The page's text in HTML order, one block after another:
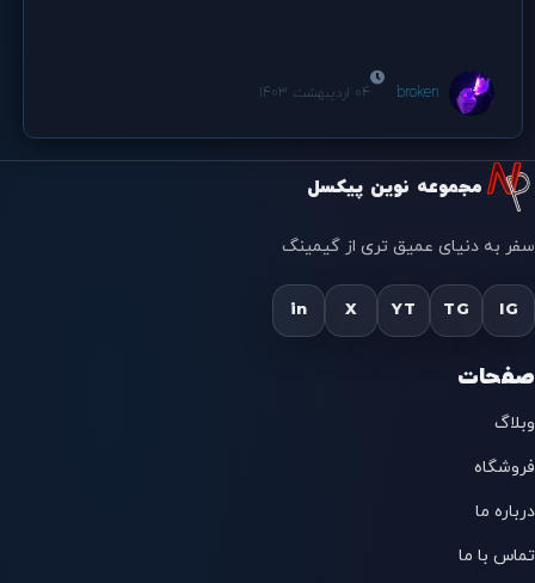
broken 04 اردیبهشت 1403
مجموعه نوین پیکسل
سفر به دنیای عمیق تری از گیمینگ
IG
TG
YT
X
in
صفحات
وبلاگ
فروشگاه
درباره ما
تماس با ما